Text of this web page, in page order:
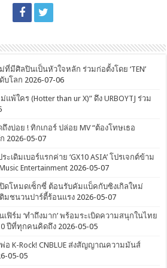
มีศิลปินเป็นหัวใจหลัก ร่วมก่อตั้งโดย ‘TEN’
บโลก 2026-07-06
ม่แพ้ใคร (Hotter than ur X)” ดึง URBOYTJ ร่วม
บ่อย ! ทิกเกอร์ ปล่อย MV “ต้องโทษเธอ
2026-05-07
ะเดิมเบอร์แรกค่าย ‘GX10 ASIA’ โปรเจกต์ข้าม
Entertainment 2026-05-07
เปิดโหมดเซ็กซี่ ต้อนรับคัมแบ็คกับซิงเกิลใหม่
ติมชนวนปาร์ตี้ร้อนแรง 2026-05-07
ฟิร์ม ‘ทำถึงมาก’ พร้อมระเบิดความสนุกในไทย
ปีที่ทุกคนคิดถึง 2026-05-05
อ K-Rock! CNBLUE ส่งสัญญาณความมันส์
05-05